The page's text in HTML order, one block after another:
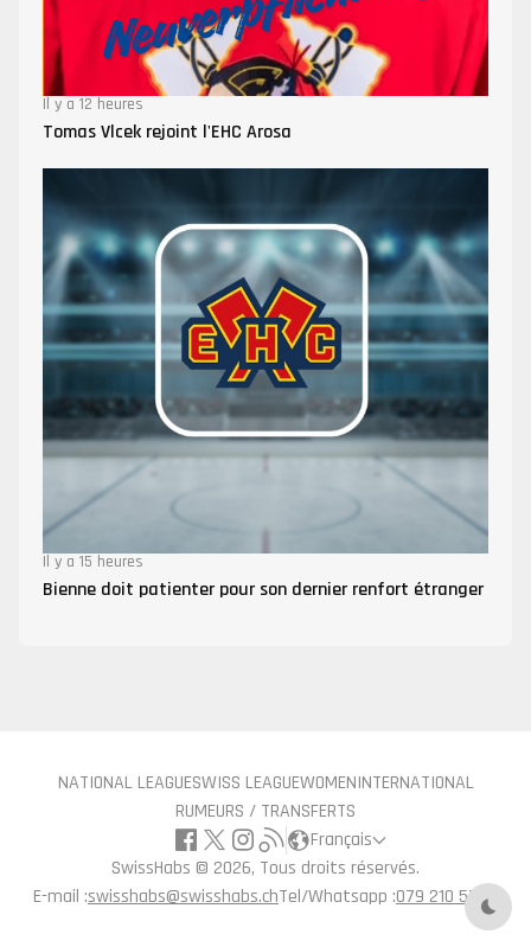
Il y a 12 heures
Tomas Vlcek rejoint l'EHC Arosa
Il y a 15 heures
Bienne doit patienter pour son dernier renfort étranger
NATIONAL LEAGUESWISS LEAGUEWOMENINTERNATIONAL
RUMEURS / TRANSFERTS
Français
SwissHabs © 2026, Tous droits réservés.
E-mail :swisshabs@swisshabs.chTel/Whatsapp :079 210 57 71